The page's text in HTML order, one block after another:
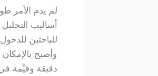
لم يدم الأمر
أساليب
للباحثين
وأصبح
دقيقة وقيِّمة